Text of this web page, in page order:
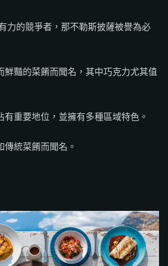
力的競爭者，那不勒斯披薩被譽為必
鮮豔的菜餚而聞名，其中巧克力尤其值
有重要地位，並擁有多種區域特色。
傳統菜餚而聞名。